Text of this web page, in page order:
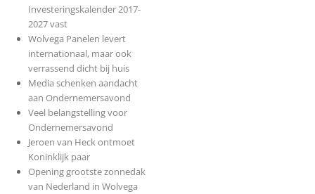
Investeringskalender 2017-
2027 vast
Wolvega Panelen levert
internationaal, maar ook
verrassend dicht bij huis
Media schenken aandacht
aan Ondernemersavond
Veel belangstelling voor
Ondernemersavond
Jeroen van Heck ontmoet
Koninklijk paar
Opening grootste zonnedak
van Nederland in Wolvega